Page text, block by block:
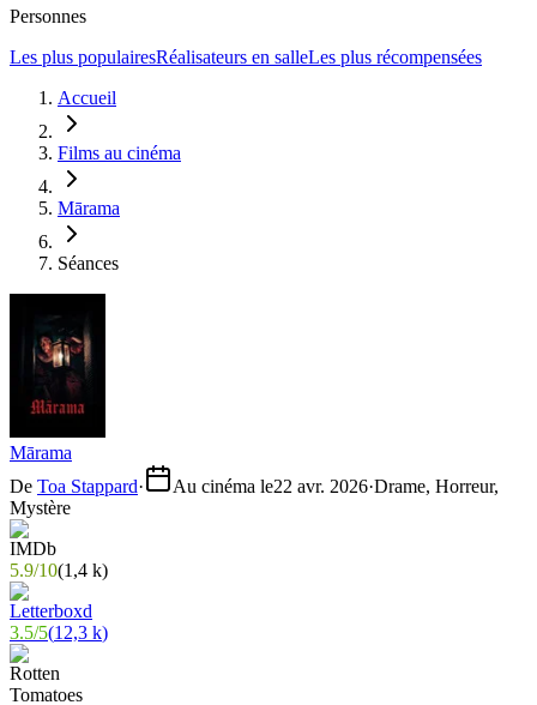
Personnes
Les plus populairesRéalisateurs en salleLes plus récompensées
Accueil
Films au cinéma
Mārama
Séances
Mārama
De Toa Stappard· Au cinéma le22 avr. 2026·Drame, Horreur,
Mystère
5.9/10(1,4 k)
3.5/5(12,3 k)